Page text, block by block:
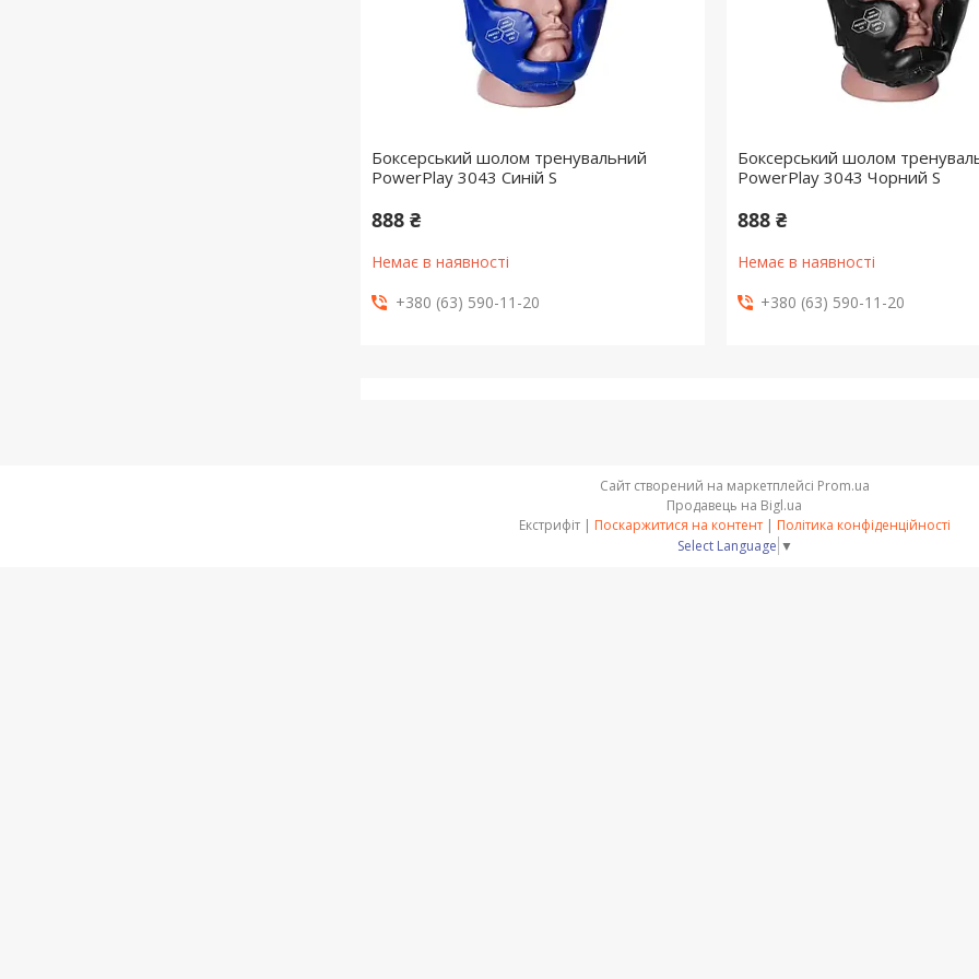
Боксерський шолом тренувальний
PowerPlay 3043 Синій S
888 ₴
Немає в наявності
+380 (63) 590-11-20
Боксерський шолом
PowerPlay 3043 Чорний S
888 ₴
Немає в наявності
+380 (63) 590-11-20
Сайт створений на маркетплейсі Prom.ua
Продавець на Bigl.ua
Поскаржитися на контент
Політика конфіденційності
Select Language ▼